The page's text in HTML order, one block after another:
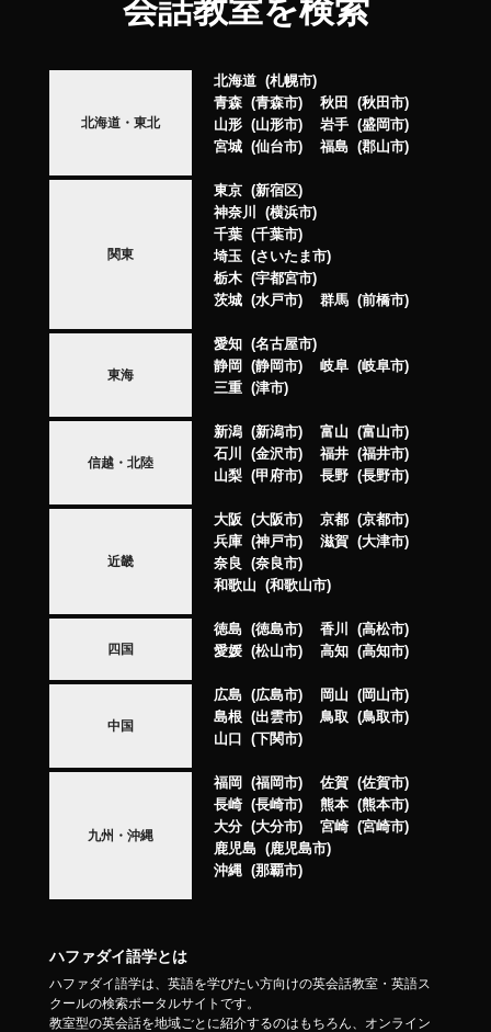
会話教室を検索
北海道・東北
北海道
札幌市
青森
青森市 秋田
秋田市
山形
山形市 岩手
盛岡市
宮城
仙台市 福島 郡山市
関東
東京
新宿区
神奈川
横浜市
千葉
千葉市
埼玉
さいたま市
栃木
宇都宮市
茨城
水戸市 群馬 前橋市
東海
愛知
名古屋市
静岡
静岡市 岐阜
岐阜市
三重
津市
信越・北陸
新潟 新潟市 富山
富山市
石川
金沢市 福井
福井市
山梨
甲府市 長野 長野市
近畿
大阪 大阪市 京都
京都市
兵庫
神戸市 滋賀
大津市
奈良
奈良市
和歌山
和歌山市
四国
徳島 徳島市 香川
高松市
愛媛
松山市 高知 高知市
中国
広島 広島市 岡山
岡山市
島根
出雲市 鳥取
鳥取市
山口
下関市
九州・沖縄
福岡 福岡市 佐賀
佐賀市
長崎
長崎市 熊本
熊本市
大分
大分市 宮崎
宮崎市
鹿児島
鹿児島市
沖縄
那覇市
ハファダイ語学とは
ハファダイ語学は、英語を学びたい方向けの英会話教室・英語ス
クールの検索ポータルサイトです。
教室型の英会話を地域ごとに紹介するのはもちろん、オンライン